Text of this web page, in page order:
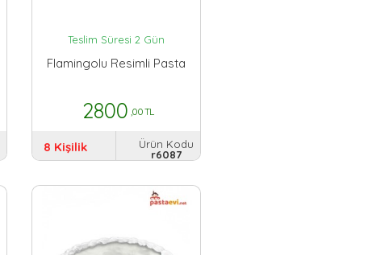
Teslim Süresi 2 Gün
Flamingolu Resimli Pasta
2800 ,00 TL
8 Kişilik
Ürün Kodu
r6087